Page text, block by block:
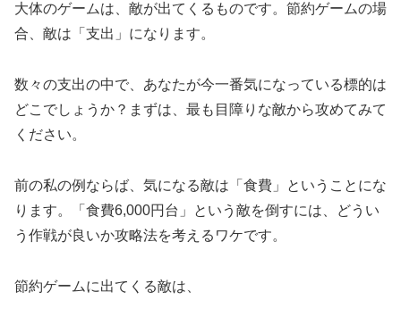
大体のゲームは、敵が出てくるものです。節約ゲームの場
合、敵は「支出」になります。
数々の支出の中で、あなたが今一番気になっている標的は
どこでしょうか？まずは、最も目障りな敵から攻めてみて
ください。
前の私の例ならば、気になる敵は「食費」ということにな
ります。「食費6,000円台」という敵を倒すには、どうい
う作戦が良いか攻略法を考えるワケです。
節約ゲームに出てくる敵は、